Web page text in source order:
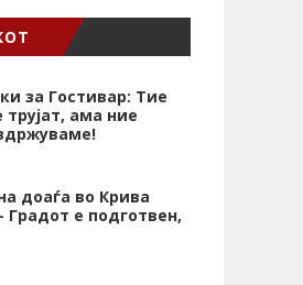
за Гостивар: Тие
трујат, ама ние
доаѓа во Крива
Градот е подготвен,